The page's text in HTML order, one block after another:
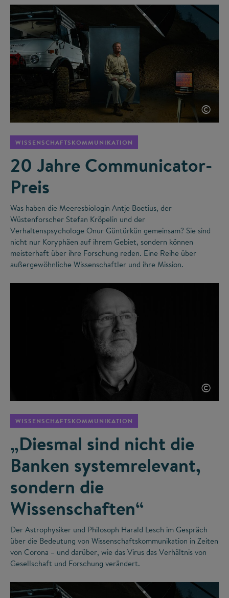
©
WISSENSCHAFTSKOMMUNIKATION
20 Jahre Communicator-
Preis
Was haben die Meeresbiologin Antje Boetius, der
Wüstenforscher Stefan Kröpelin und der
Verhaltenspsychologe Onur Güntürkün gemeinsam? Sie sind
nicht nur Koryphäen auf ihrem Gebiet, sondern können
meisterhaft über ihre Forschung reden. Eine Reihe über
außergewöhnliche Wissenschaftler und ihre Mission.
©
WISSENSCHAFTSKOMMUNIKATION
„Diesmal sind nicht die
Banken systemrelevant,
sondern die
Wissenschaften“
Der Astrophysiker und Philosoph Harald Lesch im Gespräch
über die Bedeutung von Wissenschaftskommunikation in Zeiten
von Corona – und darüber, wie das Virus das Verhältnis von
Gesellschaft und Forschung verändert.